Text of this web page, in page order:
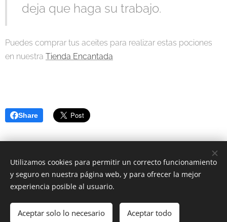
deja que haga su trabajo.
Puedes comprar tus aceites para realizar estas pociones
en nuestra Tienda Encantada
Share
Centro Alba Natura
C/ Nuevo Baztán 14 (posterior)
Cookies
Utilizamos cookies para permitir un correcto funcionamiento
y seguro en nuestra página web, y para ofrecer la mejor
experiencia posible al usuario.
Aceptar solo lo necesario Aceptar todo